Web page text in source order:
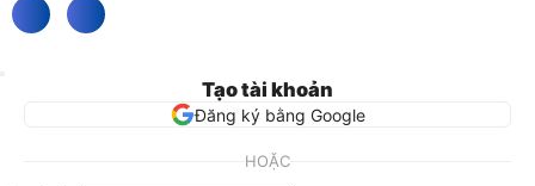
Tạo tài khoản
Đăng ký bằng Google
HOẶC